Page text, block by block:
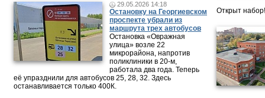
29.05.2026 14:18
Остановку на Георгиевском
проспекте убрали из
маршрута трех автобусов
Остановка «Овражная
улица» возле 22
микрорайона, напротив
поликлиники в 20-м,
работала два года. Теперь
её упразднили для автобусов 25, 28, 32. Здесь
останавливается только 400К.
Открыт набор!